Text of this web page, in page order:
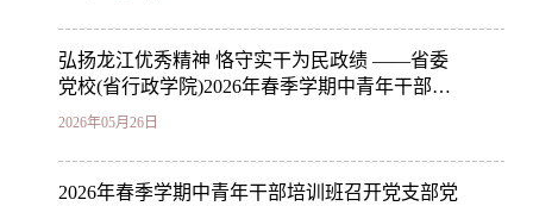
弘扬龙江优秀精神 恪守实干为民政绩 ——省委
党校(省行政学院)2026年春季学期中青年干部培
训班举办第三期“思政学堂”
2026年05月26日
2026年春季学期中青年干部培训班召开党支部党